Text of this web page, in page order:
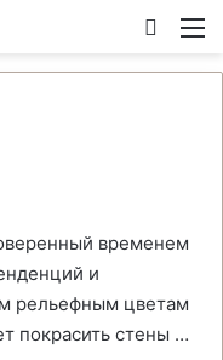
временем
и
рельефным цветам
покрасить стены …